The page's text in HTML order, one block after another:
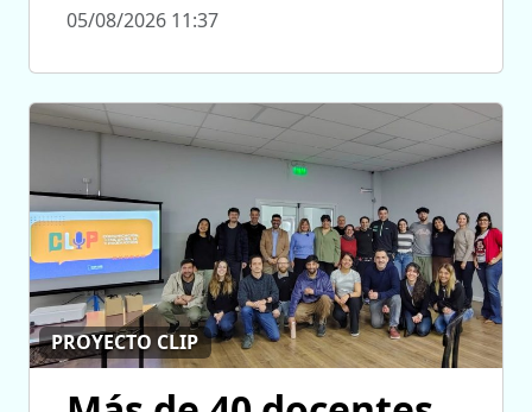
05/08/2026 11:37
PROYECTO CLIP